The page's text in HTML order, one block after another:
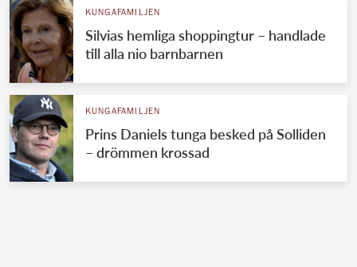
KUNGAFAMILJEN
Silvias hemliga shoppingtur – handlade
till alla nio barnbarnen
KUNGAFAMILJEN
Prins Daniels tunga besked på Solliden
– drömmen krossad